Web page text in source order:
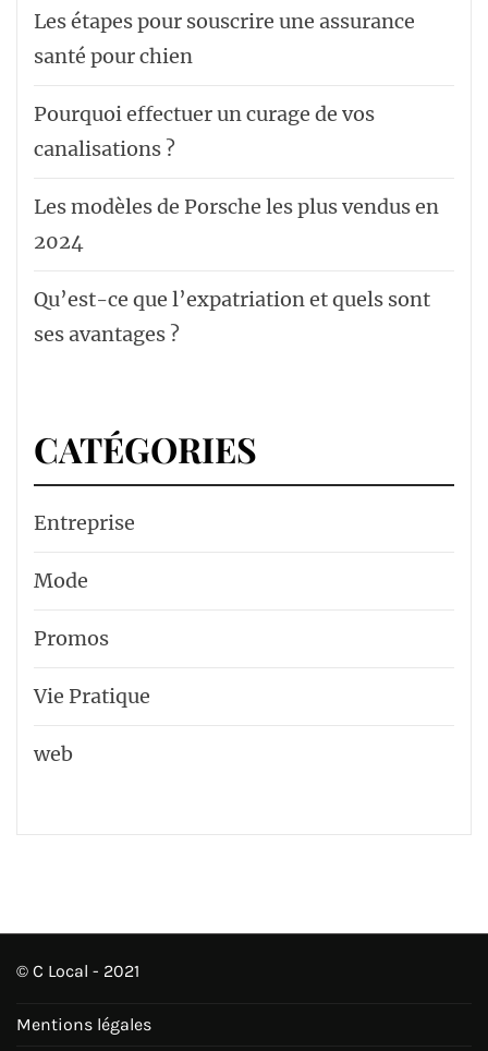
Les étapes pour souscrire une assurance
santé pour chien
Pourquoi effectuer un curage de vos
canalisations ?
Les modèles de Porsche les plus vendus en
2024
Qu’est-ce que l’expatriation et quels sont
ses avantages ?
CATÉGORIES
Entreprise
Mode
Promos
Vie Pratique
web
© C Local - 2021
Mentions légales